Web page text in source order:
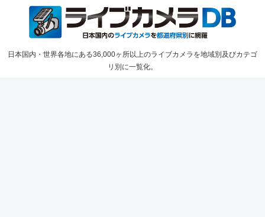
日本国内・世界各地にある36,000ヶ所以上のライブカメラを地域別及びカテゴ
リ別に一覧化。